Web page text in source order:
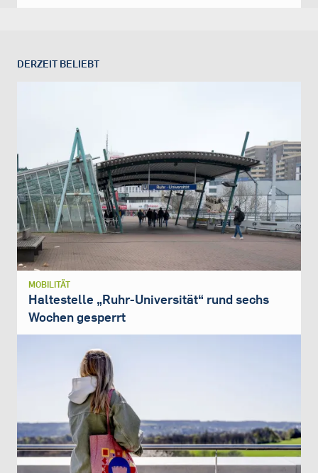
DERZEIT BELIEBT
MOBILITÄT
Haltestelle „Ruhr-Universität“ rund sechs
Wochen gesperrt